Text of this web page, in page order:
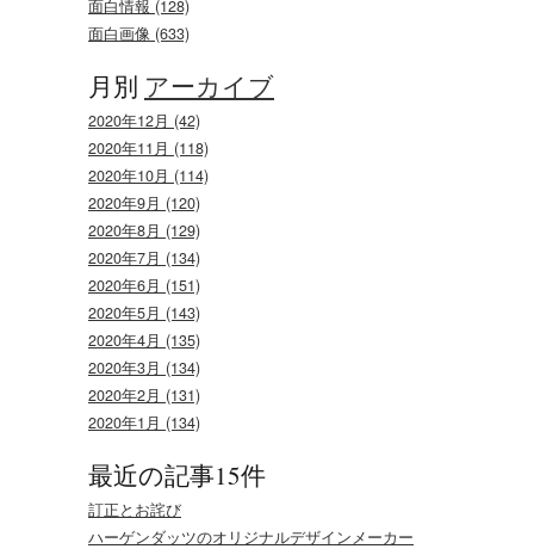
面白情報 (128)
面白画像 (633)
月別 アーカイブ
2020年12月 (42)
2020年11月 (118)
2020年10月 (114)
2020年9月 (120)
2020年8月 (129)
2020年7月 (134)
2020年6月 (151)
2020年5月 (143)
2020年4月 (135)
2020年3月 (134)
2020年2月 (131)
2020年1月 (134)
最近の記事15件
訂正とお詫び
ハーゲンダッツのオリジナルデザインメーカー